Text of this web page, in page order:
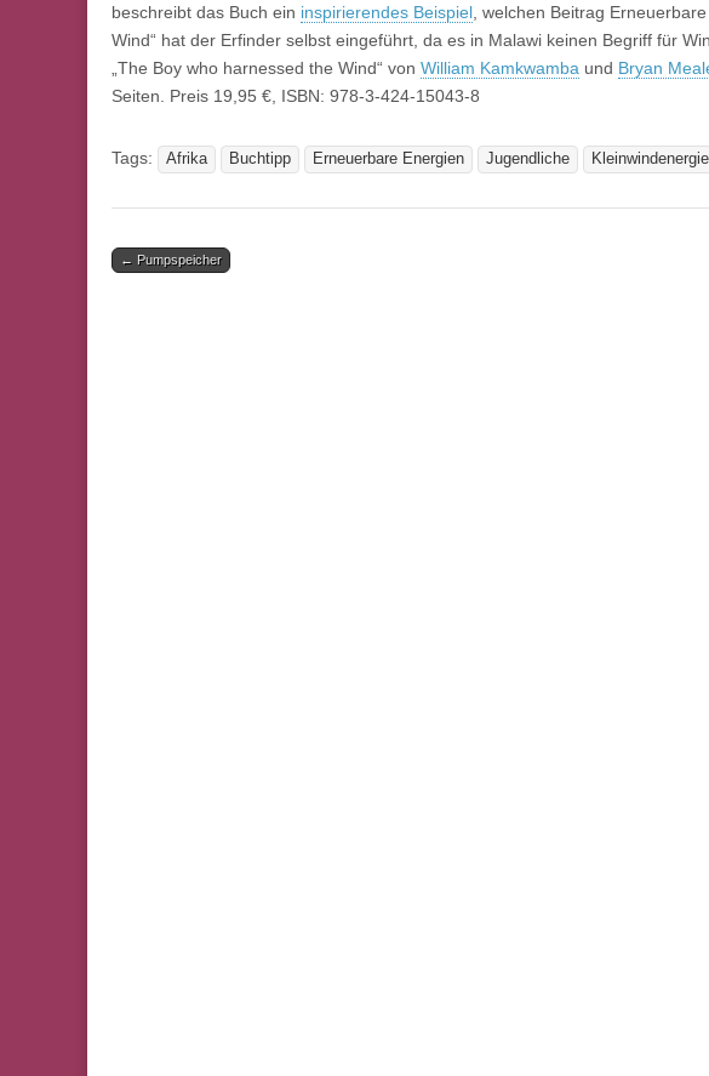
beschreibt das Buch ein inspirierendes Beispiel , welchen Beitrag
Wind“ hat der Erfinder selbst eingeführt, da es in Malawi keinen Begriff für
„The Boy who harnessed the Wind“ von William Kamkwamba und Bryan
Seiten. Preis 19,95 €, ISBN: 978-3-424-15043-8
Tags: Afrika Buchtipp Erneuerbare Energien Jugendliche
Post
← Pumpspeicher